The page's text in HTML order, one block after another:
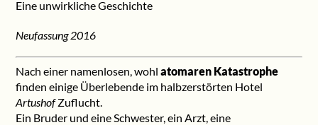
Eine unwirkliche Geschichte
Neufassung 2016
Nach einer namenlosen, wohlatomaren Katastrophe
finden einige Überlebende im halbzerstörten Hotel
ArtushofZuflucht.
Ein Bruder und eine Schwester, ein Arzt, eine